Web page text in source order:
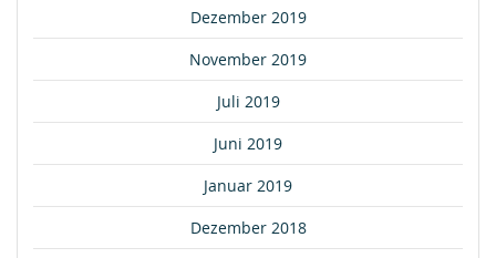
Dezember 2019
November 2019
Juli 2019
Juni 2019
Januar 2019
Dezember 2018